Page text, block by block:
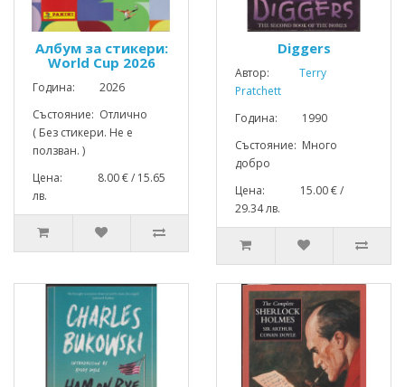
Албум за стикери:
World Cup 2026
Година: 2026
Състояние: Отлично
( Без стикери. Не е
ползван. )
Цена: 8.00 € / 15.65
лв.
Diggers
Автор:
Terry
Pratchett
Година: 1990
Състояние: Много
добро
Цена: 15.00 € /
29.34 лв.